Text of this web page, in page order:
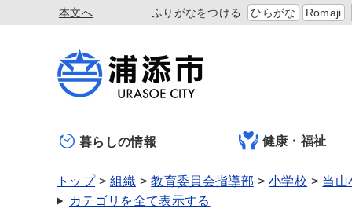
本文へ ふりがなをつける ひらがな Romaji
暮らしの情報 健康・福祉
トップ 組織 教育委員会指導部 小学校
当山
カテゴリを全て表示する